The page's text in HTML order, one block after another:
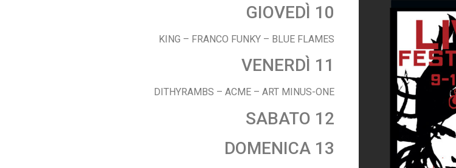
GIOVEDÌ 10
KING – FRANCO FUNKY – BLUE FLAMES
VENERDÌ 11
DITHYRAMBS – ACME – ART MINUS-ONE
SABATO 12
DOMENICA 13